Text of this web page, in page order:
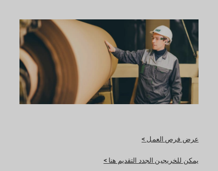
عرض فرص العمل >
يمكن للخريجين الجدد التقديم هنا >